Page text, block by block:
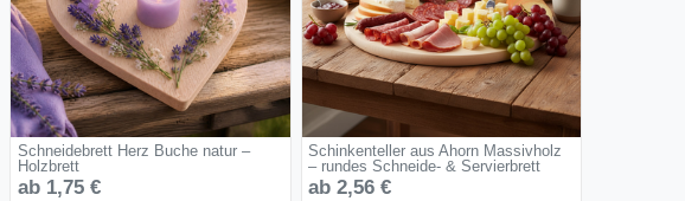
Schneidebrett Herz Buche natur –
Holzbrett
ab 1,75 €
Schinkenteller aus Ahorn Massivholz
– rundes Schneide- & Servierbrett
ab 2,56 €